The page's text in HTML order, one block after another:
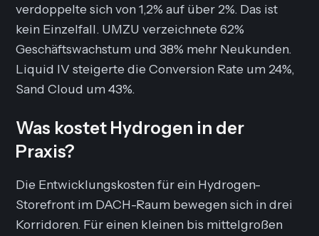
verdoppelte sich von 1,2% auf über 2%. Das ist
kein Einzelfall. UMZU verzeichnete 62%
Geschäftswachstum und 38% mehr Neukunden.
Liquid IV steigerte die Conversion Rate um 24%,
Sand Cloud um 43%.
Was kostet Hydrogen in der
Praxis?
Die Entwicklungskosten für ein Hydrogen-
Storefront im DACH-Raum bewegen sich in drei
Korridoren. Für einen kleinen bis mittelgroßen